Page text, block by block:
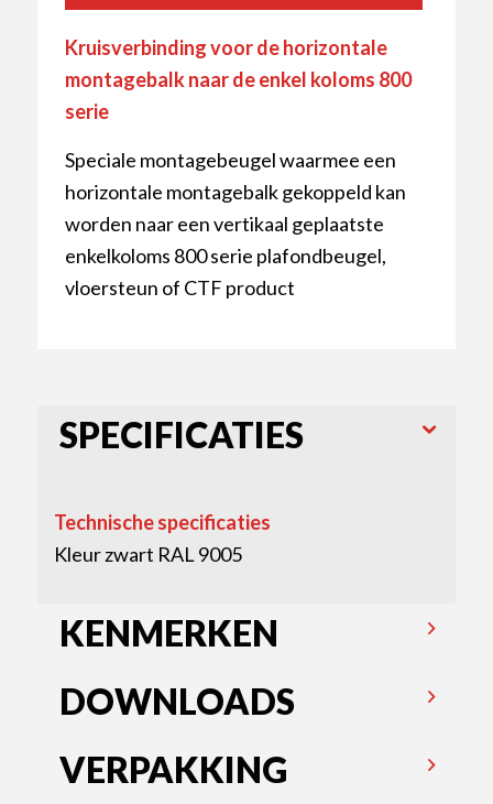
Kruisverbinding voor de horizontale
montagebalk naar de enkel koloms 800
serie
Speciale montagebeugel waarmee een
horizontale montagebalk gekoppeld kan
worden naar een vertikaal geplaatste
enkelkoloms 800 serie plafondbeugel,
vloersteun of CTF product
SPECIFICATIES
Technische specificaties
Kleur zwart RAL 9005
KENMERKEN
DOWNLOADS
VERPAKKING